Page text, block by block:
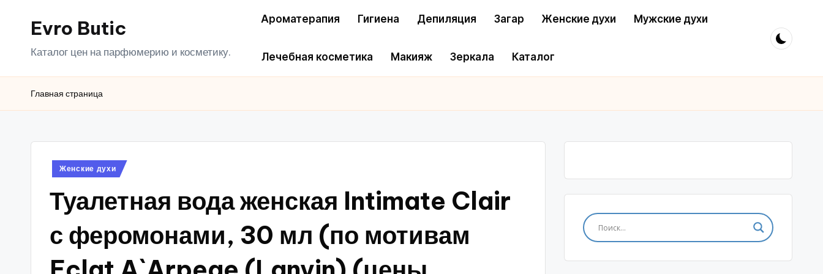
ПерейтиEvro Butic
Каталог цен на парфюмерию и косметику.
Ароматерапия Гигиена Депиляция Загар Женские духи Мужские духи
Лечебная косметика Макияж Зеркала Каталог
Главная страница
Опубликовано
Женские духи
Туалетная вода женская Intimate Clair
с феромонами, 30 мл (по мотивам